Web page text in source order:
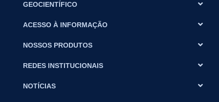
GEOCIENTÍFICO
ACESSO À INFORMAÇÃO
NOSSOS PRODUTOS
REDES INSTITUCIONAIS
NOTÍCIAS